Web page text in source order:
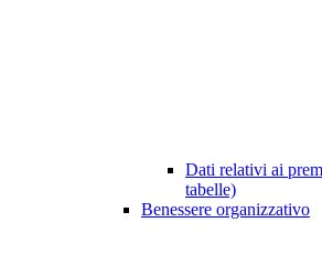
Dati relativi ai
tabelle)
Benessere organizzativo